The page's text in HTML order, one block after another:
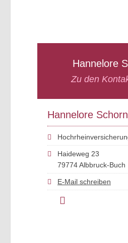
Hannelore
Zu den
Hannelore Schorn
Haideweg 23
79774 Albbruck-Buch
E-Mail schreiben